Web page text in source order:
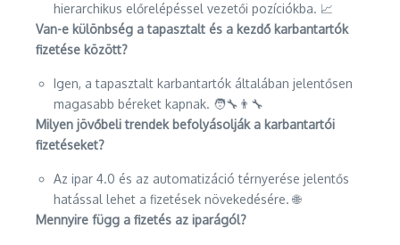
hierarchikus előrelépéssel vezetői pozíciókba. 📈
Van-e különbség a tapasztalt és a kezdő karbantartók
fizetése között?
Igen, a tapasztalt karbantartók általában jelentősen
magasabb béreket kapnak. 🧑‍🔧👨‍🔧
Milyen jövőbeli trendek befolyásolják a karbantartói
fizetéseket?
Az ipar 4.0 és az automatizáció térnyerése jelentős
hatással lehet a fizetések növekedésére. 🌐
Mennyire függ a fizetés az iparágól?